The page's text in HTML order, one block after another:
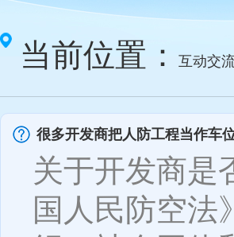
当前位置： 互动交
很多开发商把人防工程当作车
关于开发商是
国人民防空法